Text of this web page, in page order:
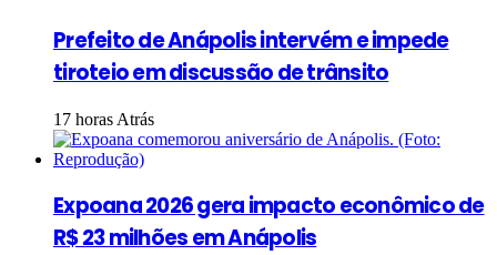
Prefeito de Anápolis intervém e impede
tiroteio em discussão de trânsito
17 horas Atrás
Expoana 2026 gera impacto econômico de
R$ 23 milhões em Anápolis